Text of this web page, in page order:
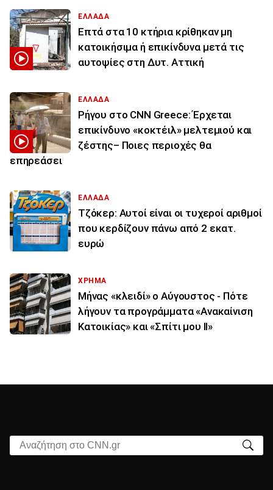
ΕΛΛΑΔΑ
Επτά στα 10 κτήρια κρίθηκαν μη
κατοικήσιμα ή επικίνδυνα μετά τις
αυτοψίες στη Δυτ. Αττική
ΕΛΛΑΔΑ
Ρήγου στο CNN Greece: Έρχεται
επικίνδυνο «κοκτέιλ» μελτεμιού και
ζέστης– Ποιες περιοχές θα
επηρεάσει
ΕΛΛΑΔΑ
Τζόκερ: Αυτοί είναι οι τυχεροί αριθμοί
που κερδίζουν πάνω από 2 εκατ.
ευρώ
ΧΡΗΜΑ
Μήνας «κλειδί» ο Αύγουστος - Πότε
λήγουν τα προγράμματα «Ανακαίνιση
Κατοικίας» και «Σπίτι μου ΙΙ»
Αναζήτηση στο CNN.gr